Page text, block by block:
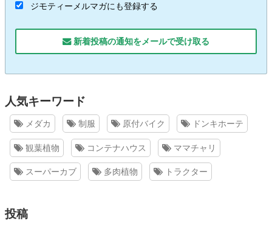
ジモティーメルマガにも登録する
新着投稿の通知をメールで受け取る
人気キーワード
メダカ 制服 原付バイク ドンキホーテ
観葉植物 コンテナハウス ママチャリ
スーパーカブ 多肉植物 トラクター
投稿